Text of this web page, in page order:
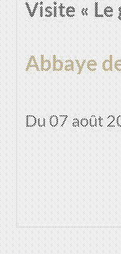
Visite « Le
Abbaye
Du 07 août